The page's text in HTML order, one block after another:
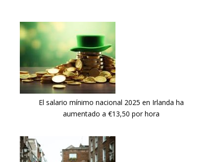
El salario mínimo nacional 2025 en Irlanda ha
aumentado a €13,50 por hora